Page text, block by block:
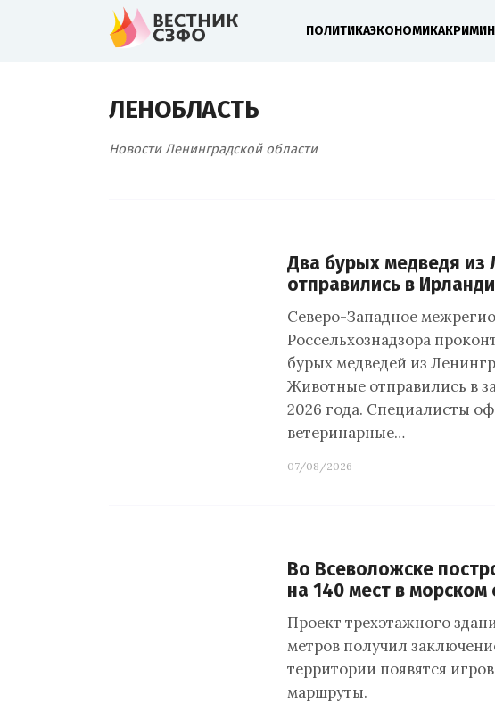
ПОЛИТИКАЭКОНОМИКА
ЛЕНОБЛАСТЬ
Новости Ленинградской области
Два бурых медведя из
отправились в
Северо-Западное
Россельхознадзора
бурых медведей из
Животные отправились в
2026 года. Специалисты
ветеринарные…
07/08/2026
Во Всеволожске
на 140 мест в морском
Проект трехэтажного
метров получил
территории появятся
маршруты.